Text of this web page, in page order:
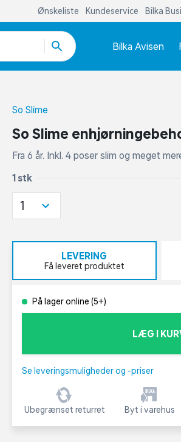
Ønskeliste Kundeservice Bilka
Bilka Avisen
So Slime
So Slime
Fra 6 år. Inkl. 4 poser slim og meget
1 stk
1
LEVERING
Få leveret produktet
På lager online (5+)
LÆG I
Se leveringsmuligheder og -priser
Ubegrænset returret Byt i varehus